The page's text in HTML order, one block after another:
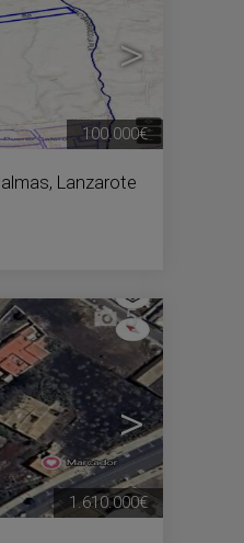
>
Lanzarote
100.000€
>
5
1.610.000€